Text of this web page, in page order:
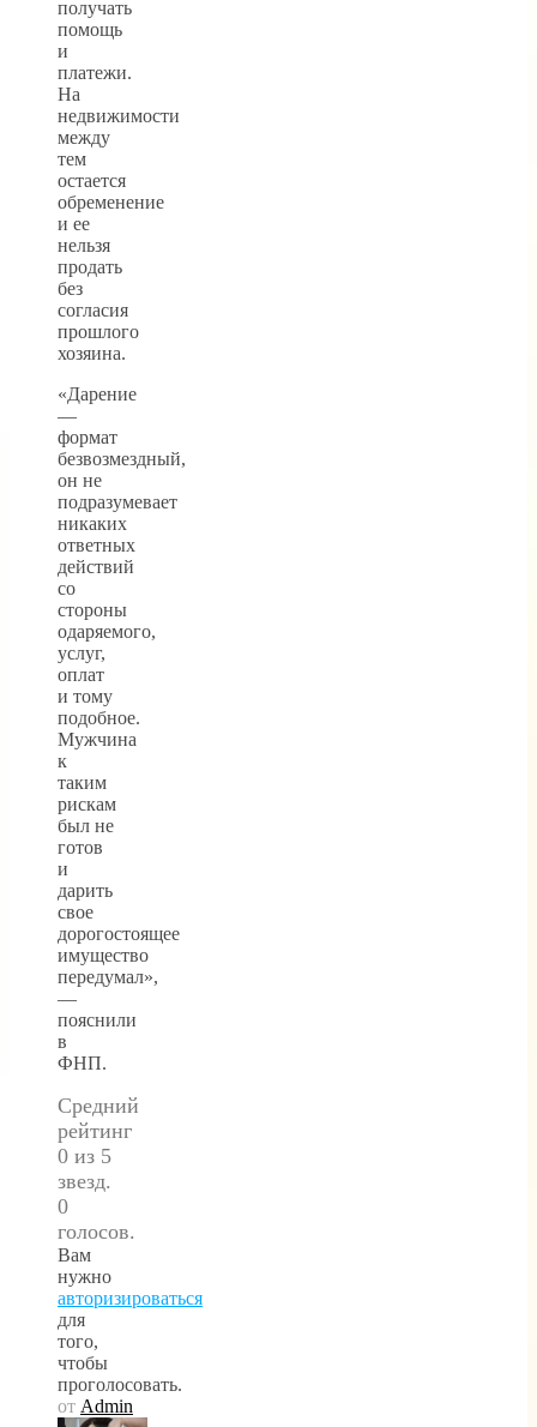
получать
помощь
и
платежи.
На
недвижимости
между
тем
остается
обременение
и ее
нельзя
продать
без
согласия
прошлого
хозяина.
«Дарение
—
формат
безвозмездный,
он не
подразумевает
никаких
ответных
действий
со
стороны
одаряемого,
услуг,
оплат
и тому
подобное.
Мужчина
к
таким
рискам
был не
готов
и
дарить
свое
дорогостоящее
имущество
передумал»,
—
пояснили
в
ФНП.
Средний
рейтинг
0 из 5
звезд.
0
голосов.
Вам
нужно
авторизироваться
для
того,
чтобы
проголосовать.
от Admin